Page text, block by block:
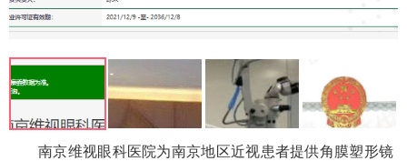
南京维视眼科医院为南京地区近视患者提供角膜塑形镜